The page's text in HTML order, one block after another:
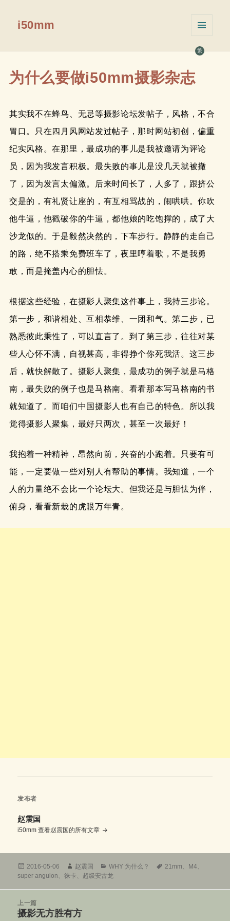
繁
i50mm
挂件
为什么要做i50mm摄影杂志
其实我不在蜂鸟、无忌等摄影论坛发帖子，风格，不合
胃口。只在四月风网站发过帖子，那时网站初创，偏重
纪实风格。在那里，最成功的事儿是我被邀请为评论
员，因为我发言积极。最失败的事儿是没几天就被撤
了，因为发言太偏激。后来时间长了，人多了，跟挤公
交是的，有礼贤让座的，有互相骂战的，闹哄哄。你吹
他牛逼，他戳破你的牛逼，都他娘的吃饱撑的，成了大
沙龙似的。于是毅然决然的，下车步行。静静的走自己
的路，绝不搭乘免费班车了，夜里哼着歌，不是我勇
敢，而是掩盖内心的胆怯。
根据这些经验，在摄影人聚集这件事上，我持三步论。
第一步，和谐相处、互相恭维、一团和气。第二步，已
熟悉彼此秉性了，可以直言了。到了第三步，往往对某
些人心怀不满，自视甚高，非得挣个你死我活。这三步
后，就快解散了。摄影人聚集，最成功的例子就是马格
南，最失败的例子也是马格南。看看那本写马格南的书
就知道了。而咱们中国摄影人也有自己的特色。所以我
觉得摄影人聚集，最好只两次，甚至一次最好！
我抱着一种精神，昂然向前，兴奋的小跑着。只要有可
能，一定要做一些对别人有帮助的事情。我知道，一个
人的力量绝不会比一个论坛大。但我还是与胆怯为伴，
俯身，看看新栽的虎眼万年青。
发布者
赵震国
i50mm查看赵震国的所有文章
发
布
2016-05-06
作
者
赵震国
分
类
WHY 为什么？
标
21mm 、 M4 、
super angulon 、徕卡 、 超级安古龙
上一篇
上
摄影无方胜有方